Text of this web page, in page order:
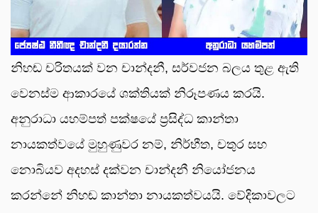
නිහඬ චරිතයක් වන චාන්දනී, සර්වජන බලය තුළ ඇති
වෙනස්ම ආකාරයේ ශක්තියක් නිරූපණය කරයි.
අනුරාධා යහම්පත් පක්ෂයේ ප්‍රසිද්ධ කාන්තා
නායකත්වයේ මුහුණුවර නම්, නිර්භීත, චතුර සහ
නොබියව අදහස් දක්වන චාන්දනී නියෝජනය
කරන්නේ නිහඬ කාන්තා නායකත්වයයි. වේදිකාවලට